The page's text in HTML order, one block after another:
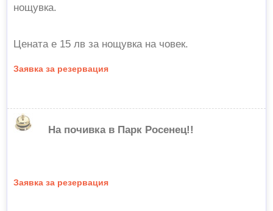
нощувка.
Цената е 15 лв за нощувка на човек.
Заявка за резервация
На почивка в Парк Росенец!!
Заявка за резервация